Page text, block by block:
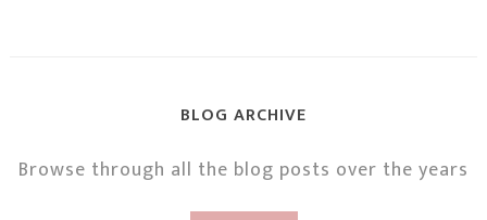
BLOG ARCHIVE
Browse through all the blog posts over the years